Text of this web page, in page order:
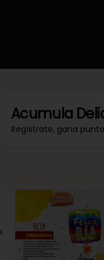
Acumula
Regístrate, gana